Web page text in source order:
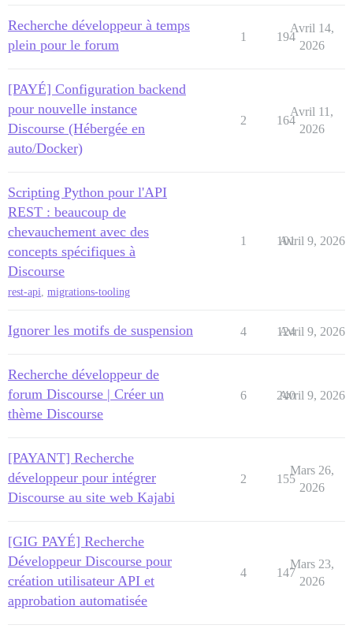
Recherche développeur à temps
plein pour le forum
1 194
Avril 14,
2026
[PAYÉ] Configuration backend
pour nouvelle instance
Discourse (Hébergée en
auto/Docker)
2 164
Avril 11,
2026
Scripting Python pour l'API
REST : beaucoup de
chevauchement avec des
concepts spécifiques à
Discourse
rest-api, migrations-tooling
1 101
Avril 9, 2026
Ignorer les motifs de suspension 4 124
Avril 9, 2026
Recherche développeur de
forum Discourse | Créer un
thème Discourse
6 240
Avril 9, 2026
[PAYANT] Recherche
développeur pour intégrer
Discourse au site web Kajabi
2 155
Mars 26,
2026
[GIG PAYÉ] Recherche
Développeur Discourse pour
création utilisateur API et
approbation automatisée
4 147
Mars 23,
2026